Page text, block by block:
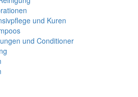
und Kuren
und Conditioner